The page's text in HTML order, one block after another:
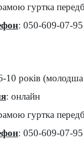
гуртка
: 050-609-07-95
10 років (молодша
: онлайн
гуртка
: 050-609-07-95